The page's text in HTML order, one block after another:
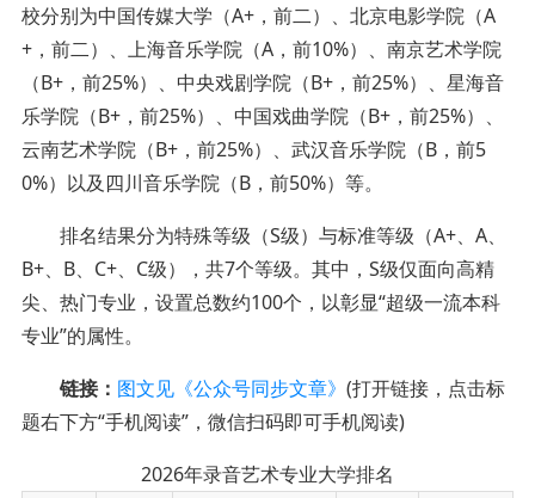
校分别为中国传媒大学（A+，前二）、北京电影学院（A
+，前二）、上海音乐学院（A，前10%）、南京艺术学院
（B+，前25%）、中央戏剧学院（B+，前25%）、星海音
乐学院（B+，前25%）、中国戏曲学院（B+，前25%）、
云南艺术学院（B+，前25%）、武汉音乐学院（B，前5
0%）以及四川音乐学院（B，前50%）等。
排名结果分为特殊等级（S级）与标准等级（A+、A、
B+、B、C+、C级），共7个等级。其中，S级仅面向高精
尖、热门专业，设置总数约100个，以彰显“超级一流本科
专业”的属性。
链接： 图文见《公众号同步文章》 (打开链接，点击标
题右下方“手机阅读”，微信扫码即可手机阅读)
2026年录音艺术专业大学排名